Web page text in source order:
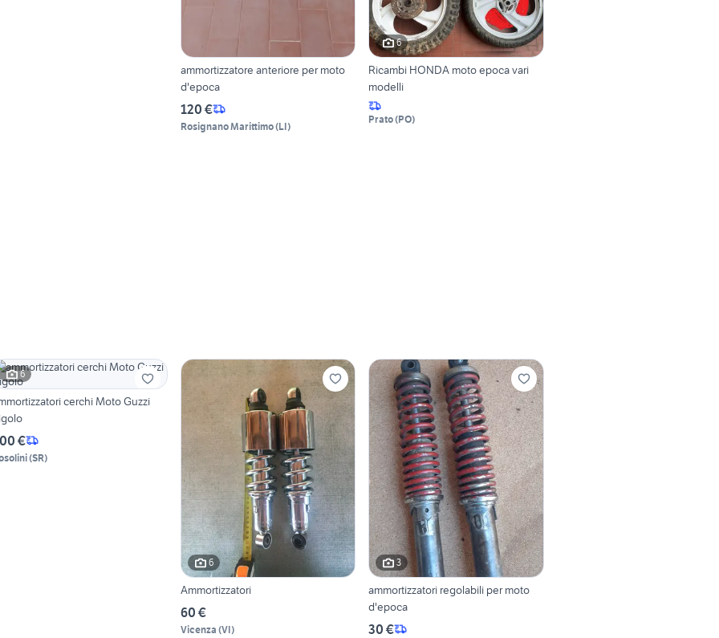
ammortizzatore anteriore per moto
d'epoca
120 €
Rosignano Marittimo(LI)
6
Ricambi HONDA moto epoca vari
modelli
Prato(PO)
6
cerchi Moto Guzzi
€
(SR)
6
Ammortizzatori
60 €
Vicenza (VI)
3
ammortizzatori regolabili per moto
d'epoca
30 €